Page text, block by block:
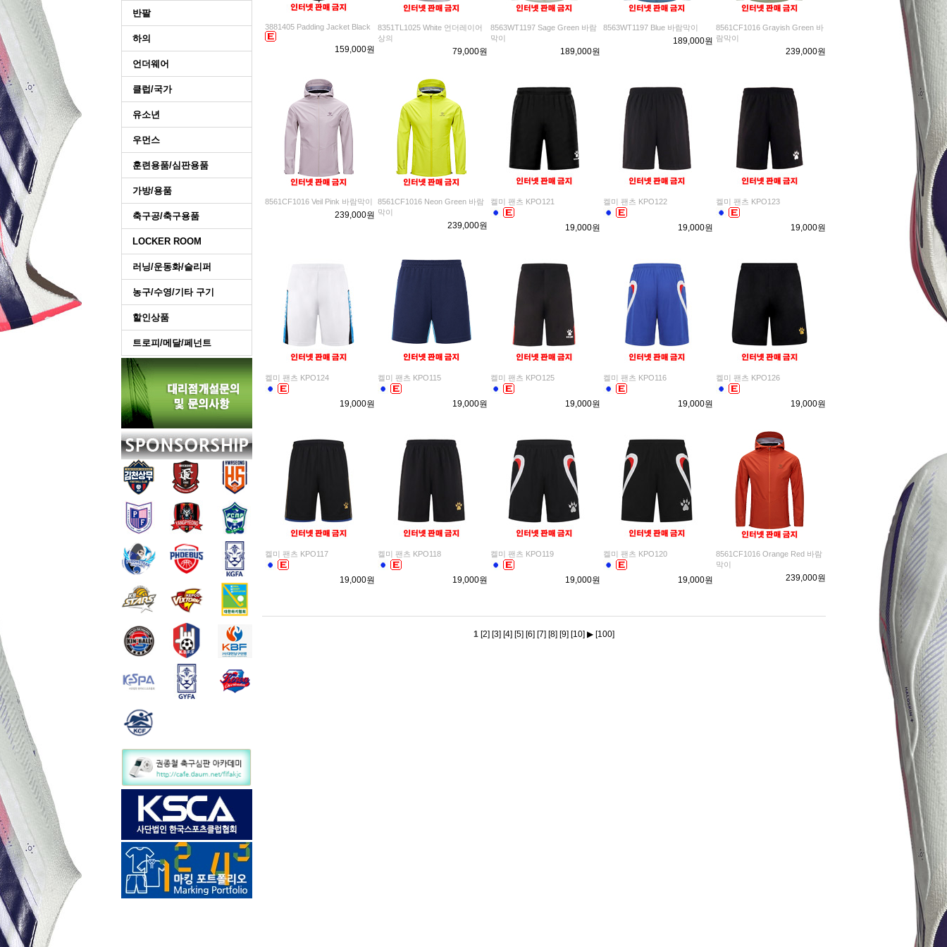
반팔
하의
언더웨어
클럽/국가
유소년
우먼스
훈련용품/심판용품
가방/용품
축구공/축구용품
LOCKER ROOM
러닝/운동화/슬리퍼
농구/수영/기타 구기
할인상품
트로피/메달/페넌트
3881405 Padding Jacket Black
159,000원
8351TL1025 White 언더레이어
상의
79,000원
8563WT1197 Sage Green 바람
막이
189,000원
8563WT1197 Blue 바람막이
189,000원
8561CF1016 Grayish Green 바
람막이
239,000원
8561CF1016 Veil Pink 바람막이
239,000원
8561CF1016 Neon Green 바람
막이
239,000원
켈미 팬츠 KPO121
19,000원
켈미 팬츠 KPO122
19,000원
켈미 팬츠 KPO123
19,000원
켈미 팬츠 KPO124
19,000원
켈미 팬츠 KPO115
19,000원
켈미 팬츠 KPO125
19,000원
켈미 팬츠 KPO116
19,000원
켈미 팬츠 KPO126
19,000원
켈미 팬츠 KPO117
19,000원
켈미 팬츠 KPO118
19,000원
켈미 팬츠 KPO119
19,000원
켈미 팬츠 KPO120
19,000원
8561CF1016 Orange Red 바람
막이
239,000원
1 [2] [3] [4] [5] [6] [7] [8] [9] [10] ▶ [100]